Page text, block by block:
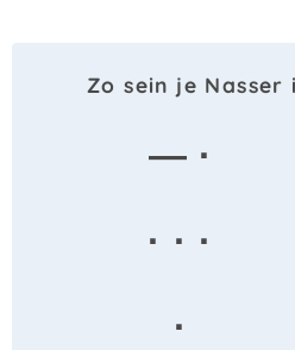
Zo sein je Nasser
— ·
· · ·
·